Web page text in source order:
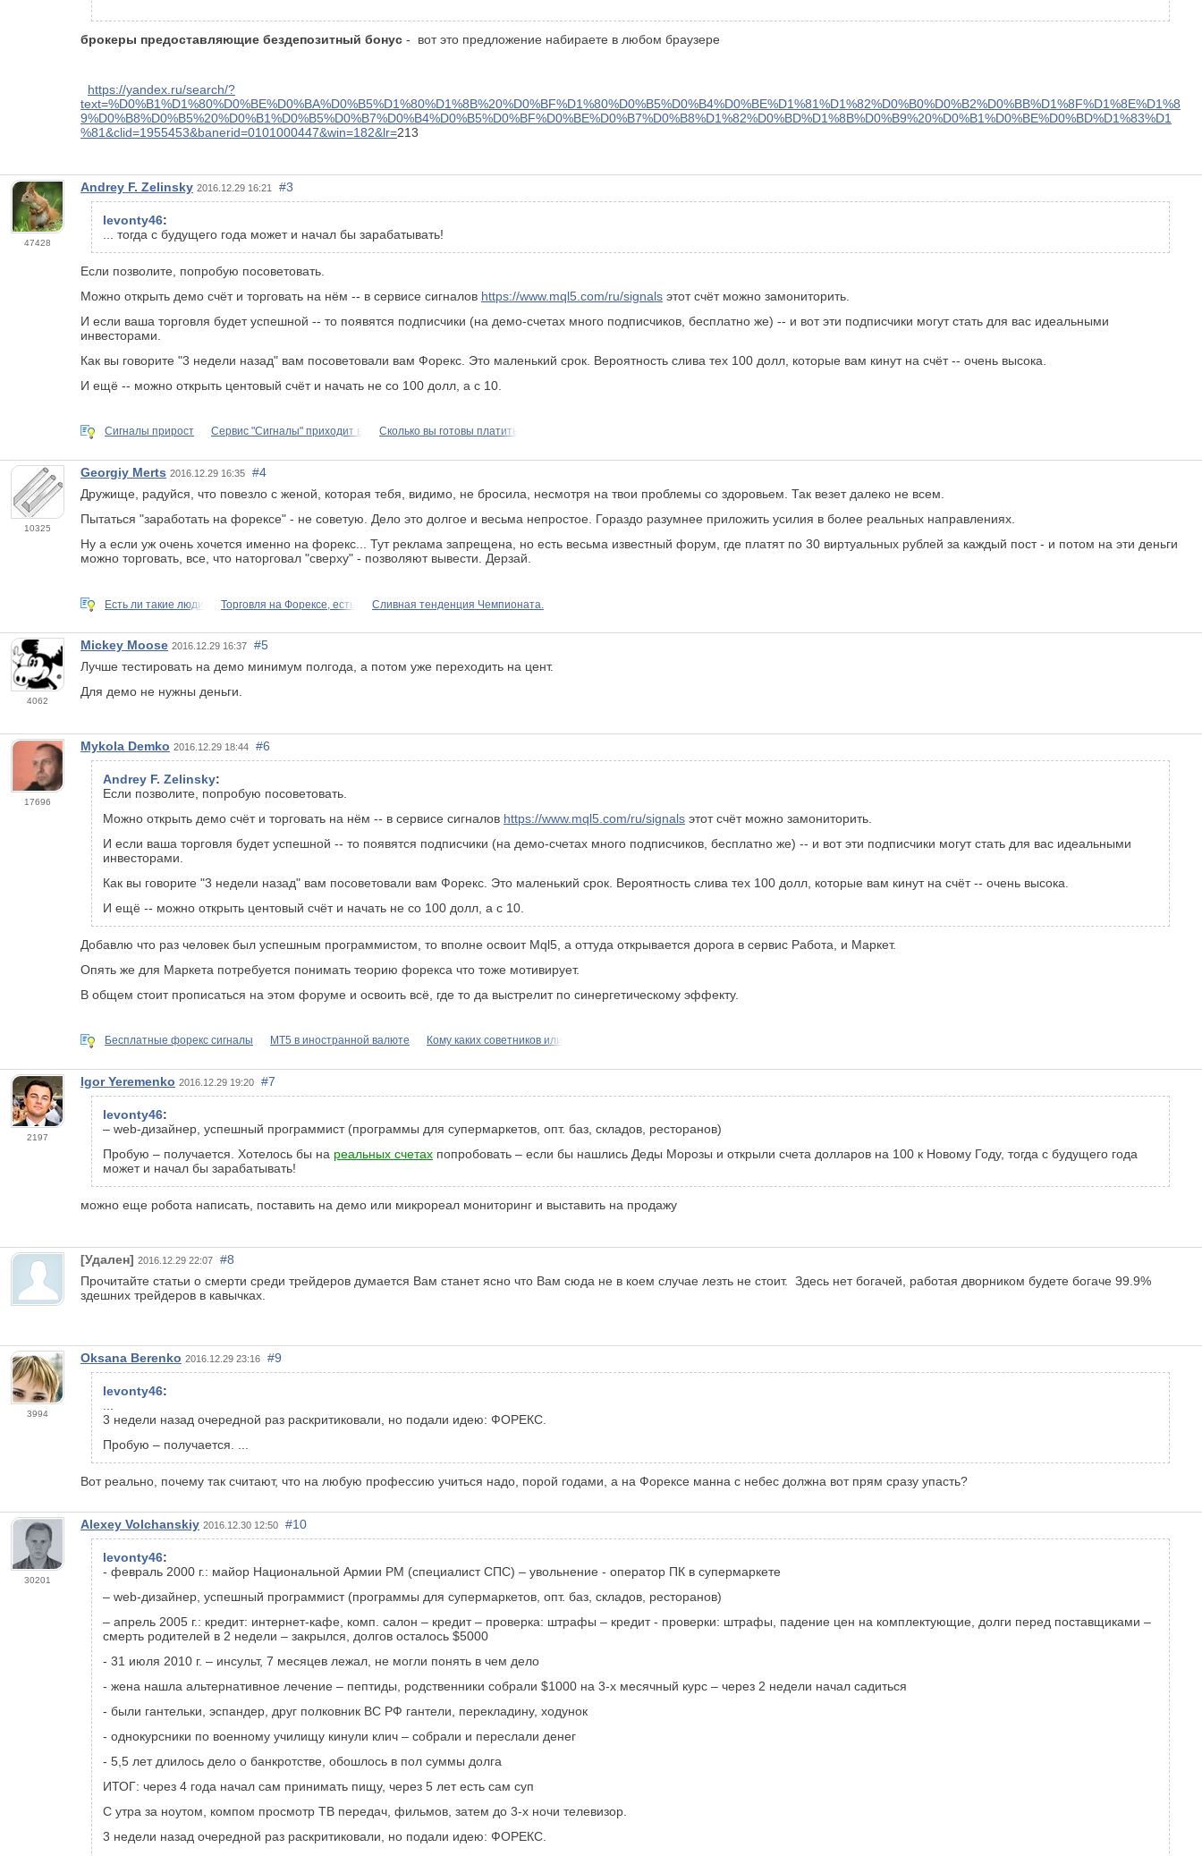
брокеры предоставляющие бездепозитный бонус - вот это предложение набираете в любом браузере
https://yandex.ru/search/?
text=%D0%B1%D1%80%D0%BE%D0%BA%D0%B5%D1%80%D1%8B%20%D0%BF%D1%80%D0%B5%D0%B4%D0%BE%D1%81%D1%82%D0%B0%D0%B2%D0%BB%D1%8F%D1%8E%D1%8
9%D0%B8%D0%B5%20%D0%B1%D0%B5%D0%B7%D0%B4%D0%B5%D0%BF%D0%BE%D0%B7%D0%B8%D1%82%D0%BD%D1%8B%D0%B9%20%D0%B1%D0%BE%D0%BD%D1%83%D1
%81&clid=1955453&banerid=0101000447&win=182&lr=213
47428
Andrey F. Zelinsky 2016.12.29 16:21 #3
levonty46:
... тогда с будущего года может и начал бы зарабатывать!
Если позволите, попробую посоветовать.
Можно открыть демо счёт и торговать на нём -- в сервисе сигналов https://www.mql5.com/ru/signals этот счёт можно замониторить.
И если ваша торговля будет успешной -- то появятся подписчики (на демо-счетах много подписчиков, бесплатно же) -- и вот эти подписчики могут стать для вас идеальными
инвесторами.
Как вы говорите "3 недели назад" вам посоветовали вам Форекс. Это маленький срок. Вероятность слива тех 100 долл, которые вам кинут на счёт -- очень высока.
И ещё -- можно открыть центовый счёт и начать не со 100 долл, а с 10.
Сигналы прирост Сервис "Сигналы" приходит в Сколько вы готовы платить
10325
Georgiy Merts 2016.12.29 16:35
#4
Дружище, радуйся, что повезло с женой, которая тебя, видимо, не бросила, несмотря на твои проблемы со здоровьем. Так везет далеко не всем.
Пытаться "заработать на форексе" - не советую. Дело это долгое и весьма непростое. Гораздо разумнее приложить усилия в более реальных направлениях.
Ну а если уж очень хочется именно на форекс... Тут реклама запрещена, но есть весьма известный форум, где платят по 30 виртуальных рублей за каждый пост - и потом на эти деньги
можно торговать, все, что наторговал "сверху" - позволяют вывести. Дерзай.
Есть ли такие люди Торговля на Форексе, есть Сливная тенденция Чемпионата.
4062
Mickey Moose 2016.12.29 16:37
#5
Лучше тестировать на демо минимум полгода, а потом уже переходить на цент.
Для демо не нужны деньги.
17696
Mykola Demko 2016.12.29 18:44 #6
Andrey F. Zelinsky:
Если позволите, попробую посоветовать.
Можно открыть демо счёт и торговать на нём -- в сервисе сигналов https://www.mql5.com/ru/signals этот счёт можно замониторить.
И если ваша торговля будет успешной -- то появятся подписчики (на демо-счетах много подписчиков, бесплатно же) -- и вот эти подписчики могут стать для вас идеальными
инвесторами.
Как вы говорите "3 недели назад" вам посоветовали вам Форекс. Это маленький срок. Вероятность слива тех 100 долл, которые вам кинут на счёт -- очень высока.
И ещё -- можно открыть центовый счёт и начать не со 100 долл, а с 10.
Добавлю что раз человек был успешным программистом, то вполне освоит Mql5, а оттуда открывается дорога в сервис Работа, и Маркет.
Опять же для Маркета потребуется понимать теорию форекса что тоже мотивирует.
В общем стоит прописаться на этом форуме и освоить всё, где то да выстрелит по синергетическому эффекту.
Бесплатные форекс сигналы MT5 в иностранной валюте Кому каких советников или
2197
Igor Yeremenko 2016.12.29 19:20 #7
levonty46:
– web-дизайнер, успешный программист (программы для супермаркетов, опт. баз, складов, ресторанов)
Пробую – получается. Хотелось бы на реальных счетах попробовать – если бы нашлись Деды Морозы и открыли счета долларов на 100 к Новому Году, тогда с будущего года
может и начал бы зарабатывать!
можно еще робота написать, поставить на демо или микрореал мониторинг и выставить на продажу
[Удален] 2016.12.29 22:07
#8
Прочитайте статьи о смерти среди трейдеров думается Вам станет ясно что Вам сюда не в коем случае лезть не стоит. Здесь нет богачей, работая дворником будете богаче 99.9%
здешних трейдеров в кавычках.
3994
Oksana Berenko 2016.12.29 23:16 #9
levonty46:
3 недели назад очередной раз раскритиковали, но подали идею: ФОРЕКС.
Пробую – получается. ...
Вот реально, почему так считают, что на любую профессию учиться надо, порой годами, а на Форексе манна с небес должна вот прям сразу упасть?
30201
Alexey Volchanskiy 2016.12.30 12:50 #10
levonty46:
- февраль 2000 г.: майор Национальной Армии РМ (специалист СПС) – увольнение - оператор ПК в супермаркете
– web-дизайнер, успешный программист (программы для супермаркетов, опт. баз, складов, ресторанов)
– апрель 2005 г.: кредит: интернет-кафе, комп. салон – кредит – проверка: штрафы – кредит - проверки: штрафы, падение цен на комплектующие, долги перед поставщиками –
смерть родителей в 2 недели – закрылся, долгов осталось $5000
- 31 июля 2010 г. – инсульт, 7 месяцев лежал, не могли понять в чем дело
- жена нашла альтернативное лечение – пептиды, родственники собрали $1000 на 3-х месячный курс – через 2 недели начал садиться
- были гантельки, эспандер, друг полковник ВС РФ гантели, перекладину, ходунок
- однокурсники по военному училищу кинули клич – собрали и переслали денег
- 5,5 лет длилось дело о банкротстве, обошлось в пол суммы долга
ИТОГ: через 4 года начал сам принимать пищу, через 5 лет есть сам суп
С утра за ноутом, компом просмотр ТВ передач, фильмов, затем до 3-х ночи телевизор.
3 недели назад очередной раз раскритиковали, но подали идею: ФОРЕКС.